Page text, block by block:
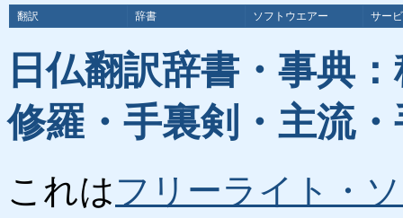
翻訳 辞書 ソフトウエアー サー
日仏翻訳辞書・事典
修羅・手裏剣・主流
これはフリーライト・